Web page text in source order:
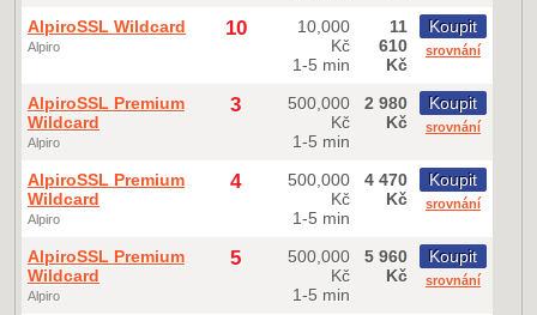
AlpiroSSL Wildcard
Alpiro
10
10,000
Kč
1-5 min
11
610
Kč
Koupit
srovnání
AlpiroSSL Premium
Wildcard
Alpiro
3
500,000
Kč
1-5 min
2 980
Kč
Koupit
srovnání
AlpiroSSL Premium
Wildcard
Alpiro
4
500,000
Kč
1-5 min
4 470
Kč
Koupit
srovnání
AlpiroSSL Premium
Wildcard
Alpiro
5
500,000
Kč
1-5 min
5 960
Kč
Koupit
srovnání